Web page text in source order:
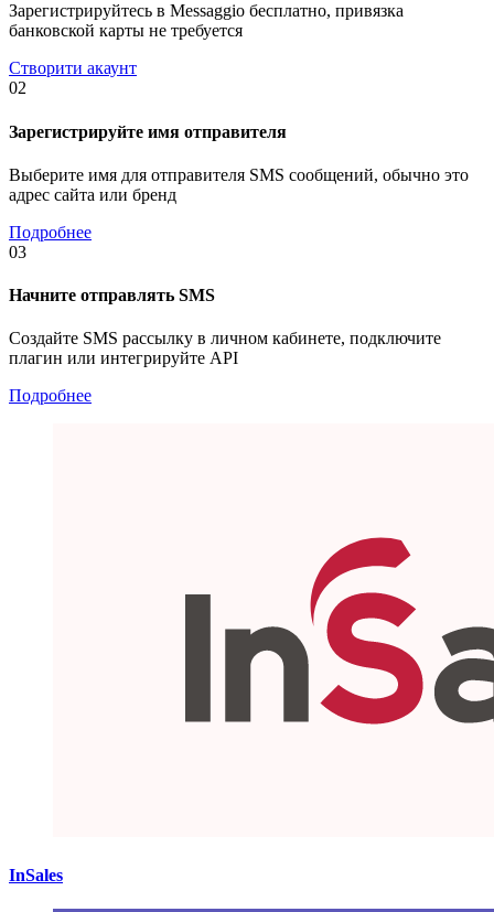
Зарегистрируйтесь в Messaggio бесплатно, привязка
банковской карты не требуется
Створити акаунт
02
Зарегистрируйте имя отправителя
Выберите имя для отправителя SMS сообщений, обычно это
адрес сайта или бренд
Подробнее
03
Начните отправлять SMS
Создайте SMS рассылку в личном кабинете, подключите
плагин или интегрируйте API
Подробнее
InSales